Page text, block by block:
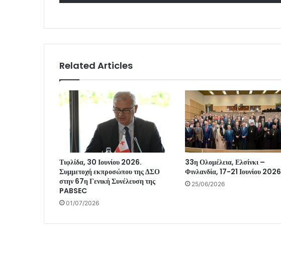
Related Articles
Τιφλίδα, 30 Ιουνίου 2026.
Συμμετοχή εκπροσώπου της ΔΣΟ
στην 67η Γενική Συνέλευση της
PABSEC
01/07/2026
33η Ολομέλεια, Ελσίνκι –
Φινλανδία, 17-21 Ιουνίου 2026
25/06/2026